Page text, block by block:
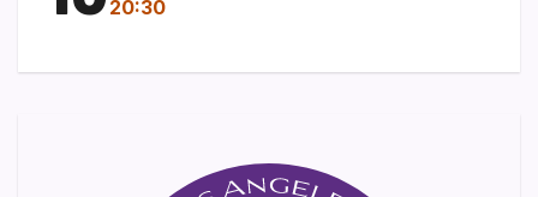
20:30